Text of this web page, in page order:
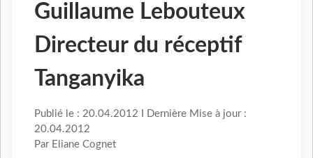
Guillaume Lebouteux
Directeur du réceptif
Tanganyika
Publié le : 20.04.2012 I Dernière Mise à jour :
20.04.2012
Par Eliane Cognet